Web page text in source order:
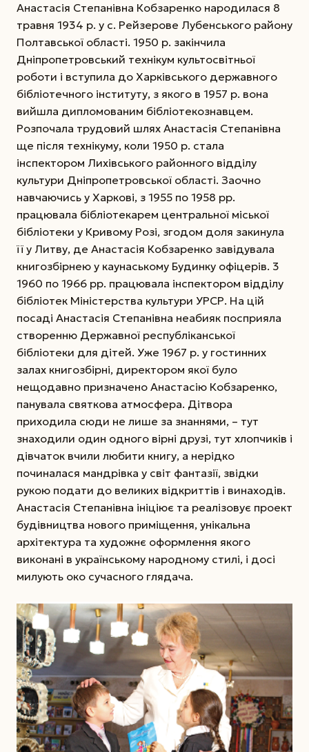
Анастасія Степанівна Кобзаренко народилася 8
травня 1934 р. у с. Рейзерове Лубенського району
Полтавської області. 1950 р. закінчила
Дніпропетровський технікум культосвітньої
роботи і вступила до Харківського державного
бібліотечного інституту, з якого в 1957 р. вона
вийшла дипломованим бібліотекознавцем.
Розпочала трудовий шлях Анастасія Степанівна
ще після технікуму, коли 1950 р. стала
інспектором Лихівського районного відділу
культури Дніпропетровської області. Заочно
навчаючись у Харкові, з 1955 по 1958 рр.
працювала бібліотекарем центральної міської
бібліотеки у Кривому Розі, згодом доля закинула
її у Литву, де Анастасія Кобзаренко завідувала
книгозбірнею у каунаському Будинку офіцерів. 3
1960 по 1966 рр. працювала інспектором відділу
бібліотек Міністерства культури УРСР. На цій
посаді Анастасія Степанівна неабияк посприяла
створенню Державної республіканської
бібліотеки для дітей. Уже 1967 р. у гостинних
залах книгозбірні, директором якої було
нещодавно призначено Анастасію Кобзаренко,
панувала святкова атмосфера. Дітвора
приходила сюди не лише за знаннями, – тут
знаходили один одного вірні друзі, тут хлопчиків і
дівчаток вчили любити книгу, а нерідко
починалася мандрівка у світ фантазії, звідки
рукою подати до великих відкриттів і винаходів.
Анастасія Степанівна ініціює та реалізовує проект
будівництва нового приміщення, унікальна
архітектура та художнє оформлення якого
виконані в українському народному стилі, і досі
милують око сучасного глядача.